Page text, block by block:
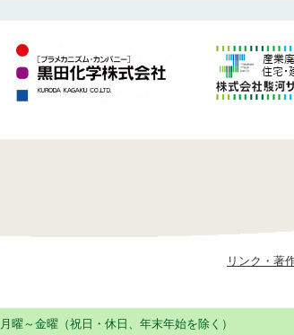
リンク・著
曜～金曜（祝日・休日、年末年始を除く）